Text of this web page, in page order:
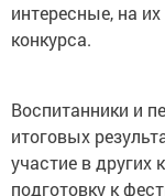
интересные, на
конкурса.
Воспитанники и
итоговых
участие в других
подготовку к